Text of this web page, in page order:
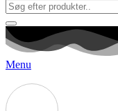
Menu